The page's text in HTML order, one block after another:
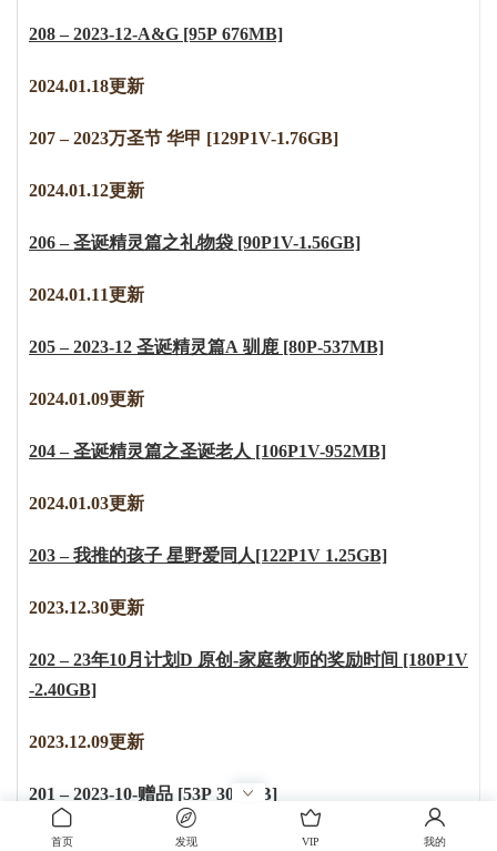
208 – 2023-12-A&G [95P 676MB]
2024.01.18更新
207 – 2023万圣节 华甲 [129P1V-1.76GB]
2024.01.12更新
206 – 圣诞精灵篇之礼物袋 [90P1V-1.56GB]
2024.01.11更新
205 – 2023-12 圣诞精灵篇A 驯鹿 [80P-537MB]
2024.01.09更新
204 – 圣诞精灵篇之圣诞老人 [106P1V-952MB]
2024.01.03更新
203 – 我推的孩子 星野爱同人[122P1V 1.25GB]
2023.12.30更新
202 – 23年10月计划D 原创-家庭教师的奖励时间 [180P1V
-2.40GB]
2023.12.09更新
201 – 2023-10-赠品 [53P 307MB]
200 – 2023-10-B [90P 533MB]
首页 发现 VIP 我的